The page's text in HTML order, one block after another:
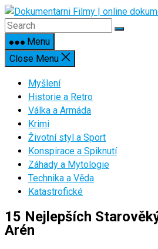
Skip
to
contentMenu
Close Menu
Myšlení
Historie a Retro
Válka a Armáda
Krimi
Životní styl a Sport
Konspirace a Spiknutí
Záhady a Mytologie
Technika a Věda
Katastrofické
15 Nejlepších
Arén